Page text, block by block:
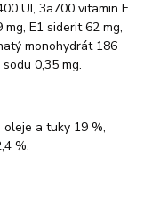
UI, 3a700 vitamin E
E1 siderit 62 mg,
monohydrát 186
0,35 mg.
a tuky 19 %,
%.